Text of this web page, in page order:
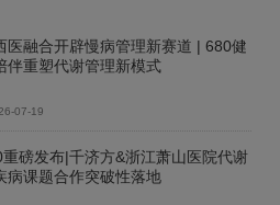
医融合开辟慢病管理新赛道 | 680健
伴重塑代谢管理新模式
07-19
磅发布|千济方&浙江萧山医院代谢
病课题合作突破性落地